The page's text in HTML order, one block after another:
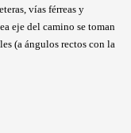
vías férreas y
eje del camino se toman
(a ángulos rectos con la